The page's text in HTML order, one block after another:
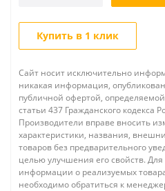
Купить в 1 клик
Сайт носит исключительно
никакая информация,
публичной офертой,
статьи 437 Гражданского кодекса
Производители вправе вносить
характеристики, названия,
товаров без предварительного
целью улучшения его свойств.
информации о реализуемых
необходимо обратиться к